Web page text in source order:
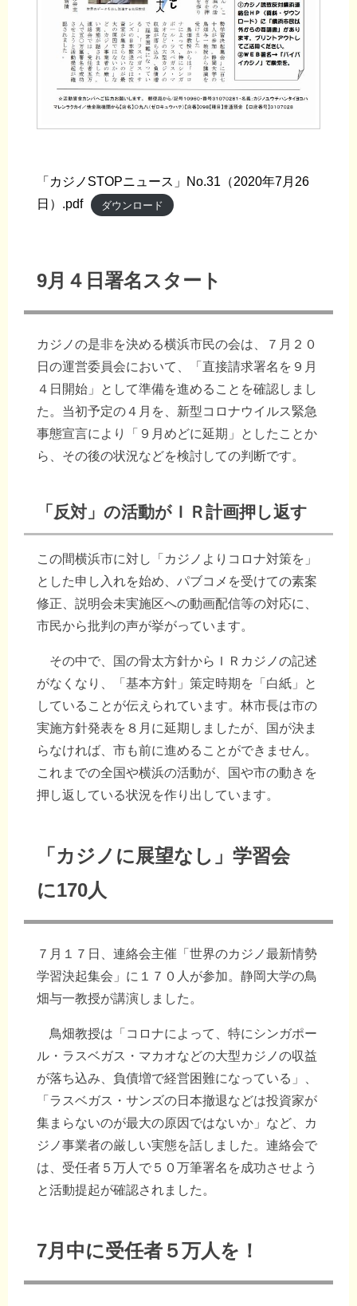
「カジノSTOPニュース」No.31（2020年7月26
日）.pdf
ダウンロード
9月４日署名スタート
カジノの是非を決める横浜市民の会は、７月２０
日の運営委員会において、「直接請求署名を９月
４日開始」として準備を進めることを確認しまし
た。当初予定の４月を、新型コロナウイルス緊急
事態宣言により「９月めどに延期」としたことか
ら、その後の状況などを検討しての判断です。
「反対」の活動がＩＲ計画押し返す
この間横浜市に対し「カジノよりコロナ対策を」
とした申し入れを始め、パブコメを受けての素案
修正、説明会未実施区への動画配信等の対応に、
市民から批判の声が挙がっています。
その中で、国の骨太方針からＩＲカジノの記述
がなくなり、「基本方針」策定時期を「白紙」と
していることが伝えられています。林市長は市の
実施方針発表を８月に延期しましたが、国が決ま
らなければ、市も前に進めることができません。
これまでの全国や横浜の活動が、国や市の動きを
押し返している状況を作り出しています。
「カジノに展望なし」学習会
に170人
７月１７日、連絡会主催「世界のカジノ最新情勢
学習決起集会」に１７０人が参加。静岡大学の鳥
畑与一教授が講演しました。
鳥畑教授は「コロナによって、特にシンガポー
ル・ラスベガス・マカオなどの大型カジノの収益
が落ち込み、負債増で経営困難になっている」、
「ラスベガス・サンズの日本撤退などは投資家が
集まらないのが最大の原因ではないか」など、カ
ジノ事業者の厳しい実態を話しました。連絡会で
は、受任者５万人で５０万筆署名を成功させよう
と活動提起が確認されました。
7月中に受任者５万人を！